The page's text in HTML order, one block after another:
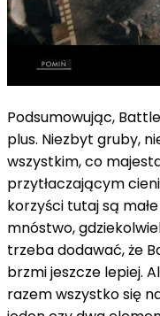
Podsumowując,
plus. Niezbyt gruby,
wszystkim, co
przytłaczającym
korzyści tutaj są
mnóstwo,
trzeba dodawać, że
brzmi jeszcze lepiej.
razem wszystko się